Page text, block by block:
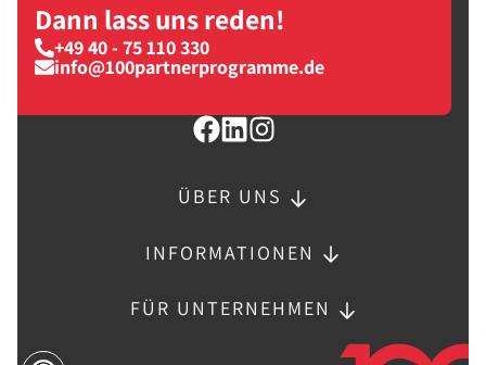
Dann lass uns reden!
+49 40 - 75 110 330
info@100partnerprogramme.de
ÜBER UNS
INFORMATIONEN
FÜR UNTERNEHMEN